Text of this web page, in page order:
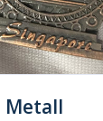
Metall